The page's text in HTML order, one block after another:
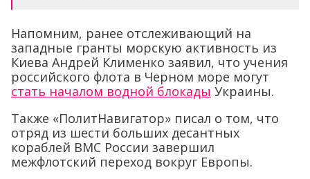
Напомним, ранее отслеживающий на
западные гранты морскую активность из
Киева Андрей Клименко заявил, что учения
российского флота в Черном море могут
стать началом водной блокады Украины.
Также «ПолитНавигатор» писал о том, что
отряд из шести больших десантных
кораблей ВМС России завершил
межфлотский переход вокруг Европы.